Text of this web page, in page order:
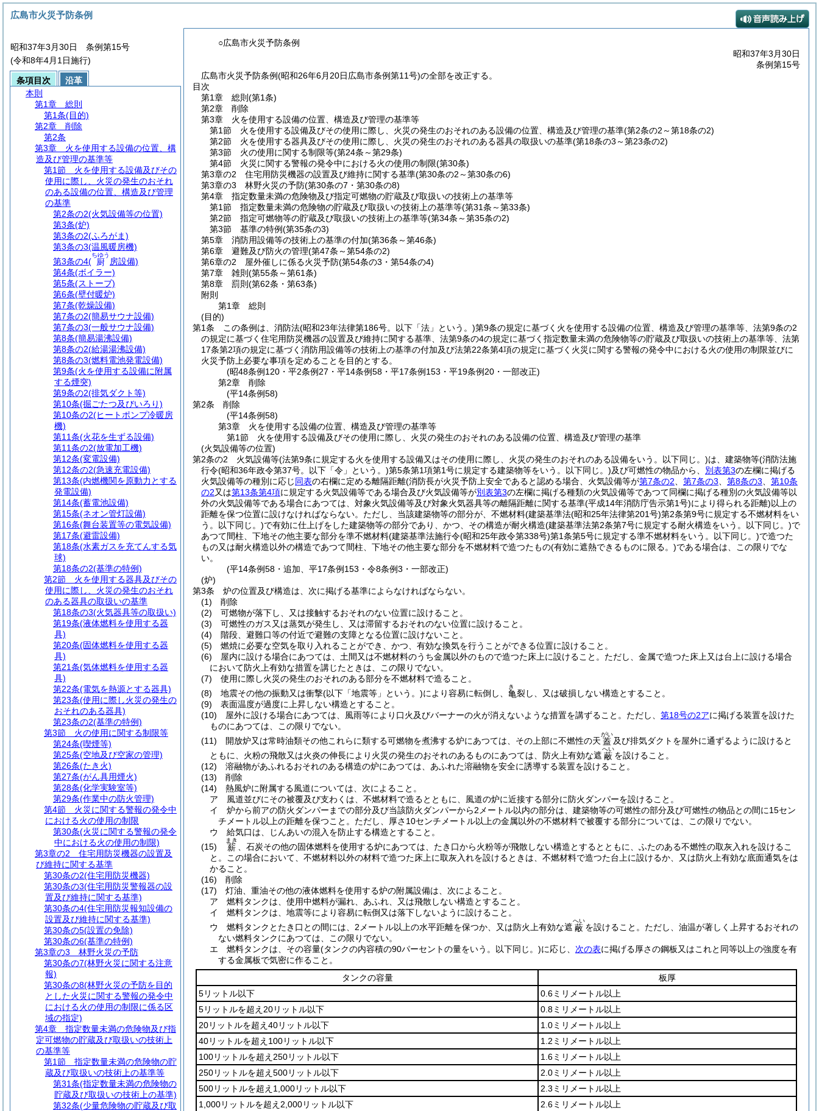
○広島市火災予防条例
昭和37年3月30日
条例第15号
広島市火災予防条例(昭和26年6月20日広島市条例第11号)の全部を改正する。
目次
第1章
総則 (第1条)
第2章
削除
第3章
火を使用する設備の位置、構造及び管理の基準等
第1節
火を使用する設備及びその使用に際し、火災の発生のおそれのある設備の位置、構造及び管理の基準(第2条の2～第18条の2)
第2節
火を使用する器具及びその使用に際し、火災の発生のおそれのある器具の取扱いの基準(第18条の3～第23条の2)
第3節
火の使用に関する制限等(第24条～第29条)
第4節
火災に関する警報の発令中における火の使用の制限(第30条)
第3章の2
住宅用防災機器の設置及び維持に関する基準(第30条の2～第30条の6)
第3章の3
林野火災の予防(第30条の7・第30条の8)
第4章
指定数量未満の危険物及び指定可燃物の貯蔵及び取扱いの技術上の基準等
第1節
指定数量未満の危険物の貯蔵及び取扱いの技術上の基準等(第31条～第33条)
第2節
指定可燃物等の貯蔵及び取扱いの技術上の基準等(第34条～第35条の2)
第3節
基準の特例(第35条の3)
第5章
消防用設備等の技術上の基準の付加(第36条～第46条)
第6章
避難及び防火の管理(第47条～第54条の2)
第6章の2
屋外催しに係る火災予防(第54条の3・第54条の4)
第7章
雑則 (第55条～第61条)
第8章
罰則 (第62条・第63条)
附則
第1章
総則
(目的)
第1条
この条例は、消防法(昭和23年法律第186号。以下「法」という。)第9条の規定に基づく火を使用する設備の位置、構造及び管理の基準等、法第9条の2
の規定に基づく住宅用防災機器の設置及び維持に関する基準、法第9条の4の規定に基づく指定数量未満の危険物等の貯蔵及び取扱いの技術上の基準等、法第
17条第2項の規定に基づく消防用設備等の技術上の基準の付加及び法第22条第4項の規定に基づく火災に関する警報の発令中における火の使用の制限並びに
火災予防上必要な事項を定めることを目的とする。
(昭48条例120・平2条例27・平14条例58・平17条例153・平19条例20・一部改正)
第2章
削除
(平14条例58)
第2条
削除
(平14条例58)
第3章
火を使用する設備の位置、構造及び管理の基準等
第1節
火を使用する設備及びその使用に際し、火災の発生のおそれのある設備の位置、構造及び管理の基準
(火気設備等の位置)
第2条の2
火気設備等(法第9条に規定する火を使用する設備又はその使用に際し、火災の発生のおそれのある設備をいう。以下同じ。)は、建築物等(消防法施
行令(昭和36年政令第37号。以下「令」という。)第5条第1項第1号に規定する建築物等をいう。以下同じ。)及び可燃性の物品から、 別表第3の左欄に掲げる
火気設備等の種別に応じ同表の右欄に定める離隔距離(消防長が火災予防上安全であると認める場合、火気設備等が第7条の2 第7条の3 第8条の3
第10条
の2又は第13条第4項に規定する火気設備等である場合及び火気設備等が別表第3の左欄に掲げる種類の火気設備等であつて同欄に掲げる種別の火気設備等以
外の火気設備等である場合にあつては、対象火気設備等及び対象火気器具等の離隔距離に関する基準(平成14年消防庁告示第1号)により得られる距離)以上の
距離を保つ位置に設けなければならない。 ただし、当該建築物等の部分が、不燃材料(建築基準法(昭和25年法律第201号)第2条第9号に規定する不燃材料をい
う。以下同じ。)で有効に仕上げをした建築物等の部分であり、かつ、その構造が耐火構造(建築基準法第2条第7号に規定する耐火構造をいう。以下同じ。)で
あつて間柱、下地その他主要な部分を準不燃材料(建築基準法施行令(昭和25年政令第338号)第1条第5号に規定する準不燃材料をいう。以下同じ。)で造つた
もの又は耐火構造以外の構造であつて間柱、下地その他主要な部分を不燃材料で造つたもの(有効に遮熱できるものに限る。)である場合は、この限りでな
い。
(平14条例58・追加、平17条例153・令8条例3・一部改正)
(炉)
第3条
炉の位置及び構造は、次に掲げる基準によらなければならない。
(1)
削除
(2)
可燃物が落下し、又は接触するおそれのない位置に設けること。
(3)
可燃性のガス又は蒸気が発生し、又は滞留するおそれのない位置に設けること。
(4)
階段、避難口等の付近で避難の支障となる位置に設けないこと。
(5)
燃焼に必要な空気を取り入れることができ、かつ、有効な換気を行うことができる位置に設けること。
(6)
屋内に設ける場合にあつては、土間又は不燃材料のうち金属以外のもので造つた床上に設けること。 ただし、金属で造つた床上又は台上に設ける場合
において防火上有効な措置を講じたときは、この限りでない。
(7)
使用に際し火災の発生のおそれのある部分を不燃材料で造ること。
(8)
地震その他の振動又は衝撃(以下「地震等」という。)により容易に転倒し、 亀
き
裂し、又は破損しない構造とすること。
(9)
表面温度が過度に上昇しない構造とすること。
(10)
屋外に設ける場合にあつては、風雨等により口火及びバーナーの火が消えないような措置を講ずること。 ただし、 第18号の2アに掲げる装置を設けた
ものにあつては、この限りでない。
(11)
開放炉又は常時油類その他これらに類する可燃物を煮沸する炉にあつては、その上部に不燃性の天 蓋
がい
及び排気ダクトを屋外に通ずるように設けると
ともに、火粉の飛散又は火炎の伸長により火災の発生のおそれのあるものにあつては、防火上有効な遮 蔽
へい
を設けること。
(12)
溶融物があふれるおそれのある構造の炉にあつては、あふれた溶融物を安全に誘導する装置を設けること。
(13)
削除
(14)
熱風炉に附属する風道については、次によること。
ア
風道並びにその被覆及び支わくは、不燃材料で造るとともに、風道の炉に近接する部分に防火ダンパーを設けること。
イ
炉から前アの防火ダンパーまでの部分及び当該防火ダンパーから2メートル以内の部分は、建築物等の可燃性の部分及び可燃性の物品との間に15セン
チメートル以上の距離を保つこと。 ただし、厚さ10センチメートル以上の金属以外の不燃材料で被覆する部分については、この限りでない。
ウ
給気口は、じんあいの混入を防止する構造とすること。
(15)
薪
まき
、石炭その他の固体燃料を使用する炉にあつては、たき口から火粉等が飛散しない構造とするとともに、ふたのある不燃性の取灰入れを設けるこ
と。
この場合において、不燃材料以外の材料で造つた床上に取灰入れを設けるときは、不燃材料で造つた台上に設けるか、又は防火上有効な底面通気をは
かること。
(16)
削除
(17)
灯油、重油その他の液体燃料を使用する炉の附属設備は、次によること。
ア
燃料タンクは、使用中燃料が漏れ、あふれ、又は飛散しない構造とすること。
イ
燃料タンクは、地震等により容易に転倒又は落下しないように設けること。
ウ
燃料タンクとたき口との間には、2メートル以上の水平距離を保つか、又は防火上有効な遮 蔽
へい
を設けること。 ただし、油温が著しく上昇するおそれの
ない燃料タンクにあつては、この限りでない。
エ
燃料タンクは、その容量(タンクの内容積の90パーセントの量をいう。以下同じ。)に応じ、 次の表に掲げる厚さの鋼板又はこれと同等以上の強度を有
する金属板で気密に作ること。
タンクの容量
板厚
5リットル以下
0.6ミリメートル以上
5リットルを超え20リットル以下
0.8ミリメートル以上
20リットルを超え40リットル以下
1.0ミリメートル以上
40リットルを超え100リットル以下
1.2ミリメートル以上
100リットルを超え250リットル以下
1.6ミリメートル以上
250リットルを超え500リットル以下
2.0ミリメートル以上
500リットルを超え1,000リットル以下
2.3ミリメートル以上
1,000リットルを超え2,000リットル以下
2.6ミリメートル以上
広島市火災予防条例
昭和37年3月30日 条例第15号
(令和8年4月1日施行)
条項目次
沿革
本則
第1章
総則
第1条(目的)
第2章
削除
第2条
第3章
火を使用する設備の位置、構
造及び管理の基準等
第1節
火を使用する設備及びその
使用に際し、火災の発生のおそれ
のある設備の位置、構造及び管理
の基準
第2条の2(火気設備等の位置)
第3条(炉)
第3条の2(ふろがま)
第3条の3(温風暖房機)
第3条の4( 厨
ちゆう
房設備)
第4条(ボイラー)
第5条(ストーブ)
第6条(壁付暖炉)
第7条(乾燥設備)
第7条の2(簡易サウナ設備)
第7条の3(一般サウナ設備)
第8条(簡易湯沸設備)
第8条の2(給湯湯沸設備)
第8条の3(燃料電池発電設備)
第9条(火を使用する設備に附属
する煙突)
第9条の2(排気ダクト等)
第10条(掘ごたつ及びいろり)
第10条の2(ヒートポンプ冷暖房
機)
第11条(火花を生ずる設備)
第11条の2(放電加工機)
第12条(変電設備)
第12条の2(急速充電設備)
第13条(内燃機関を原動力とする
発電設備)
第14条(蓄電池設備)
第15条(ネオン管灯設備)
第16条(舞台装置等の電気設備)
第17条(避雷設備)
第18条(水素ガスを充てんする気
球)
第18条の2(基準の特例)
第2節
火を使用する器具及びその
使用に際し、火災の発生のおそれ
のある器具の取扱いの基準
第18条の3(火気器具等の取扱い)
第19条(液体燃料を使用する器
具)
第20条(固体燃料を使用する器
具)
第21条(気体燃料を使用する器
具)
第22条(電気を熱源とする器具)
第23条(使用に際し火災の発生の
おそれのある器具)
第23条の2(基準の特例)
第3節
火の使用に関する制限等
第24条(喫煙等)
第25条(空地及び空家の管理)
第26条(たき火)
第27条(がん具用煙火)
第28条(化学実験室等)
第29条(作業中の防火管理)
第4節
火災に関する警報の発令中
における火の使用の制限
第30条(火災に関する警報の発令
中における火の使用の制限)
第3章の2
住宅用防災機器の設置及
び維持に関する基準
第30条の2(住宅用防災機器)
第30条の3(住宅用防災警報器の設
置及び維持に関する基準)
第30条の4(住宅用防災報知設備の
設置及び維持に関する基準)
第30条の5(設置の免除)
第30条の6(基準の特例)
第3章の3
林野火災の予防
第30条の7(林野火災に関する注意
報)
第30条の8(林野火災の予防を目的
とした火災に関する警報の発令中
における火の使用の制限に係る区
域の指定)
第4章
指定数量未満の危険物及び指
定可燃物の貯蔵及び取扱いの技術上
の基準等
第1節
指定数量未満の危険物の貯
蔵及び取扱いの技術上の基準等
第31条(指定数量未満の危険物の
貯蔵及び取扱いの技術上の基準)
第32条(少量危険物の貯蔵及び取